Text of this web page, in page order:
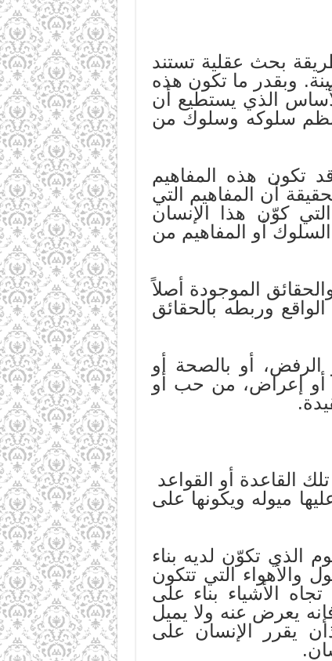
بحث عقلية تستند
وبقدر ما تكون هذه
الذي يستطيع أن
وتنظم سلوكه وسلوك من
تكون هذه المفاهيم
أن المفاهيم التي
كوّن هذا الإنسان
أو المفاهيم من
الموجودة أصلاً
وربطه بالحقائق
الرفض، أو بالصحة أو
أو إعراض، من حب أو
القاعدة أو القواعد
ميوله ويكونها على
الذي تكوّن لديه بناء
والأهواء التي تتكون
الأشياء بناء على
يعرض عنه ولا يميل
يقرر الإنسان على